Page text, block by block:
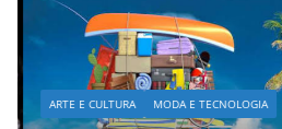
ARTE E CULTURA MODA E TECNOLOGIA